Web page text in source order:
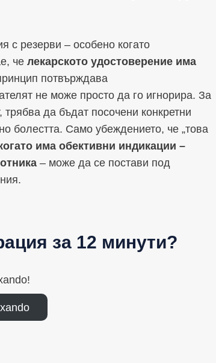
с резерви – особено когато
че лекарското удостоверение има
потвърждава
не може просто да го игнорира. За
да бъдат посочени конкретни
болестта. Само убеждението, че „това
има обективни индикации –
– може да се постави под
за 12 минути?